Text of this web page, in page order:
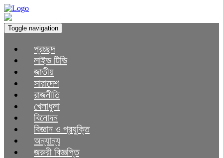
Toggle navigation
প্রচ্ছদ
লাইভ টিভি
জাতীয়
সারাদেশ
রাজনীতি
খেলাধুলা
বিনোদন
বিজ্ঞান ও প্রযুক্তি
অন্যান্য
জরুরী বিজ্ঞপ্তি